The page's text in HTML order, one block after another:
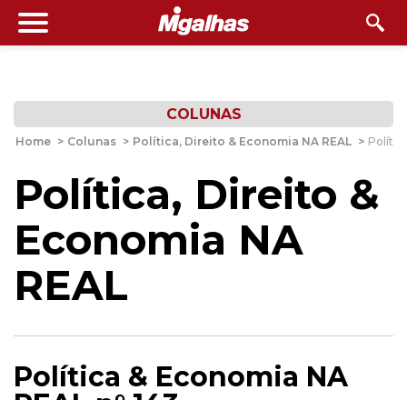
COLUNAS
Home > Colunas > Política, Direito & Economia NA REAL >
Política, Direito &
Economia NA
REAL
Política & Economia NA